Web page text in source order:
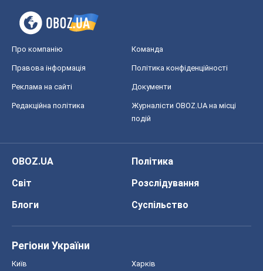
Про компанію Команда
Правова інформація Політика конфіденційності
Реклама на сайті Документи
Редакційна політика
Журналісти OBOZ.UA на місці
подій
OBOZ.UA
Політика
Світ
Розслідування
Блоги
Суспільство
Регіони України
Київ Харків